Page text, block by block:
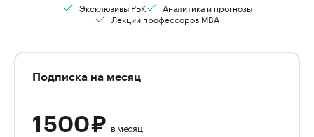
Эксклюзивы РБК
Аналитика и прогнозы
Лекции профессоров MBA
Подписка на месяц
1 500 ₽ в месяц